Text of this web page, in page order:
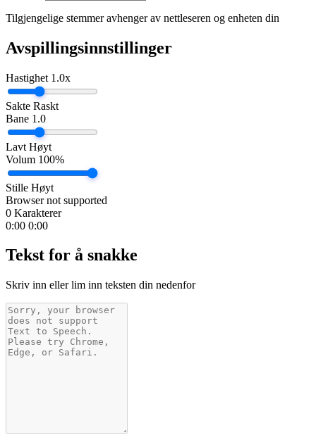
Tilgjengelige stemmer avhenger av nettleseren og enheten din
Avspillingsinnstillinger
Hastighet 1.0x
Sakte Raskt
Bane 1.0
Lavt Høyt
Volum 100%
Stille Høyt
Browser not supported
0 Karakterer
0:00 0:00
Tekst for å snakke
Skriv inn eller lim inn teksten din nedenfor